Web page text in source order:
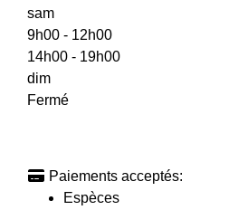
sam
9h00 - 12h00
14h00 - 19h00
dim
Fermé
Paiements acceptés:
Espèces